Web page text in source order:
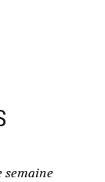
semaine